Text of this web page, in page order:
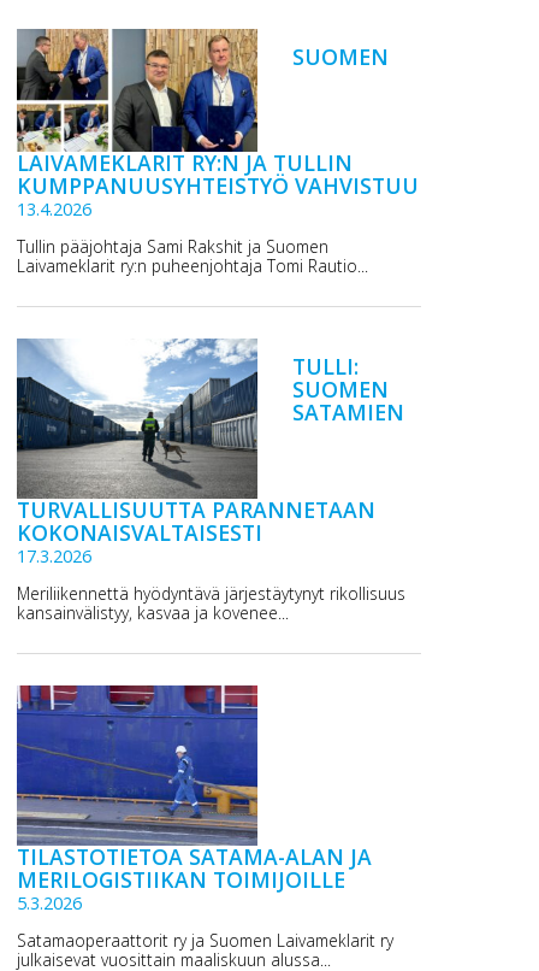
SUOMEN
LAIVAMEKLARIT RY:N JA TULLIN
KUMPPANUUSYHTEISTYÖ VAHVISTUU
13.4.2026
Tullin pääjohtaja Sami Rakshit ja Suomen
Laivameklarit ry:n puheenjohtaja Tomi Rautio...
TULLI:
SUOMEN
SATAMIEN
TURVALLISUUTTA PARANNETAAN
KOKONAISVALTAISESTI
17.3.2026
Meriliikennettä hyödyntävä järjestäytynyt rikollisuus
kansainvälistyy, kasvaa ja kovenee...
TILASTOTIETOA SATAMA-ALAN JA
MERILOGISTIIKAN TOIMIJOILLE
5.3.2026
Satamaoperaattorit ry ja Suomen Laivameklarit ry
julkaisevat vuosittain maaliskuun alussa...